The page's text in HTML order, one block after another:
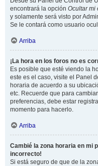
encontrará la opción Ocultar mi
y solamente será visto por
Se le contará como usuario
Arriba
¡La hora en los foros no es
Es posible que esté viendo la
este es el caso, visite el Panel
horaria de acuerdo a su
etc. Recuerde que para
preferencias, debe estar
momento para hacerlo.
Arriba
Cambié la zona horaria en mi
incorrecto!
Si está seguro de que de la